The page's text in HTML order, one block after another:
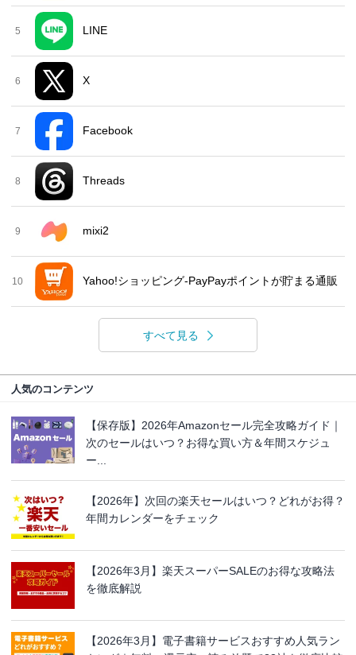
5 LINE
6 X
7 Facebook
8 Threads
9 mixi2
10 Yahoo!ショッピング-PayPayポイントが貯まる通販
すべて見る
人気のコンテンツ
【保存版】2026年Amazonセール完全攻略ガイド｜
次のセールはいつ？お得な買い方＆年間スケジュ
ー...
【2026年】次回の楽天セールはいつ？どれがお得？
年間カレンダーをチェック
【2026年3月】楽天スーパーSALEのお得な攻略法
を徹底解説
【2026年3月】電子書籍サービスおすすめ人気ラン